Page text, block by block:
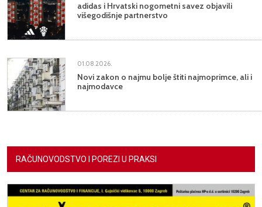
adidas i Hrvatski nogometni savez objavili
višegodišnje partnerstvo
01.08.2026.
Novi zakon o najmu bolje štiti najmoprimce, ali i
najmodavce
RAČUNOVODSTVO I POREZI U PRAKSI